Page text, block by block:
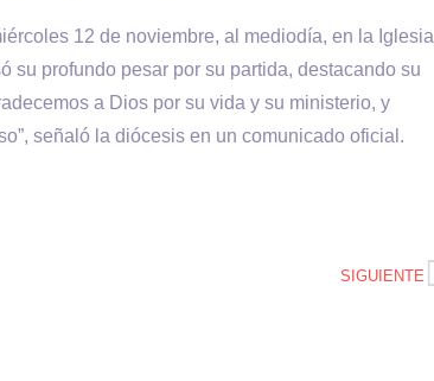
12 de noviembre, al mediodía, en la Iglesia
su profundo pesar por su partida, destacando su
a Dios por su vida y su ministerio, y
señaló la diócesis en un comunicado oficial.
SIGUIENTE